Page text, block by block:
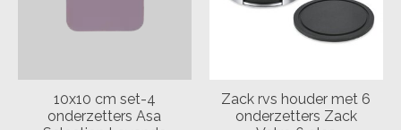
10x10 cm set-4
onderzetters Asa
Zack rvs houder met 6
onderzetters Zack